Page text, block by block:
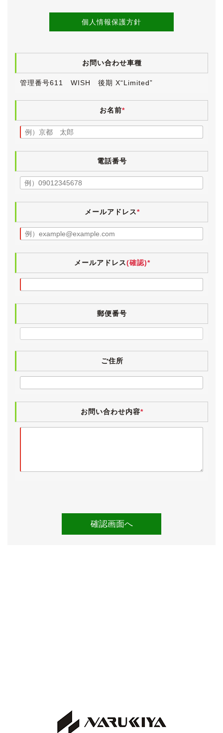
精悍なブラックマイカのボディは、全体的にきれいな印
補修済)がございますが、それほど気になるものではな
その他、中古車ですので小傷・薄傷・小凹など探せば見
つかるかと思いますが、大きく目立つものはございませ
ボディにはまだ艶が残っており、樹脂パーツにも気にな
る白ボケはなく、黒々としています。
ヘッドランプレンズもきれいで、年式を感じさせない状
態の良い外装です。
入庫時にタイヤが劣化していましたので、４本とも新品
(PIRELLI POWERGY)に交換しておきました。
と同様にきれいな状態が保たれています。
特別仕様車X“Limited”ならではのスエード調のシートや
黒木目調パネルが、高級感を醸し出しています。
れやタバコ臭は皆無です。
ペットなどの嫌な臭いも無く、清潔感のあるインテリア
スチームを施工しています。
電格ミラー・パワーウィンドウ・エアコン・キーレス・
ＣＤ・・ラジオは動作確認済みです。
試乗しましたところ、エンジンやオートマに特に気にな
入庫時点検としまして、法定12ヶ月点検を実施していま
す。
個人情報保護方針
お問い合わせ車種
管理番号611 WISH 後期 X“Limited”
お名前*
電話番号
メールアドレス*
メールアドレス(確認)*
郵便番号
ご住所
お問い合わせ内容*